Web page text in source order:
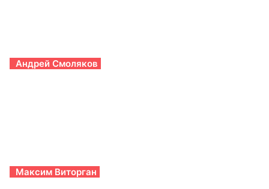
Андрей Смоляков
Максим Виторган